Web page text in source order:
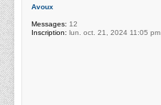
Avoux
Messages: 12
Inscription: lun. oct. 21, 2024 11:05 pm